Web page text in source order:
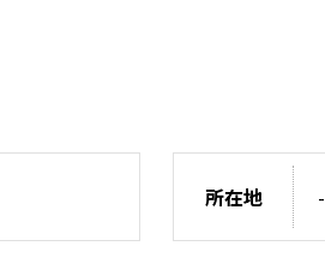
所在地